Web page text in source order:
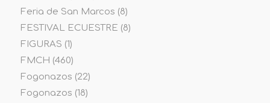
Feria de San Marcos (8)
FESTIVAL ECUESTRE (8)
FIGURAS (1)
FMCH (460)
Fogonazos (22)
Fogonazos (18)